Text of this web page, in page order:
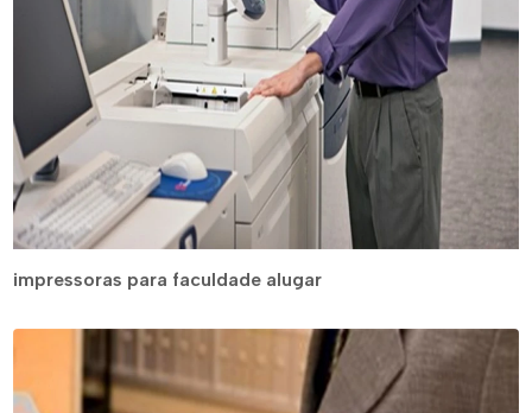
impressoras para faculdade alugar